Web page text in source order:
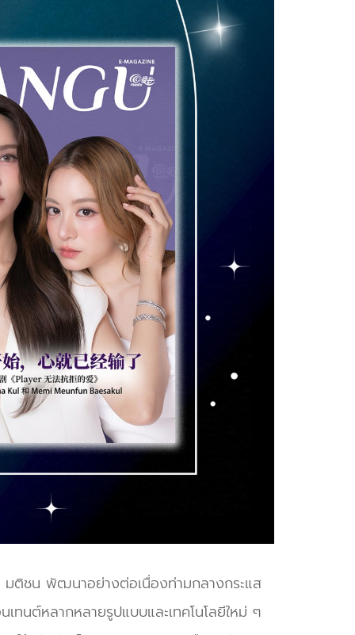
ติชน พัฒนาอย่างต่อเนื่องท่ามกลางกระแส
นต์หลากหลายรูปแบบและเทคโนโลยีใหม่ ๆ